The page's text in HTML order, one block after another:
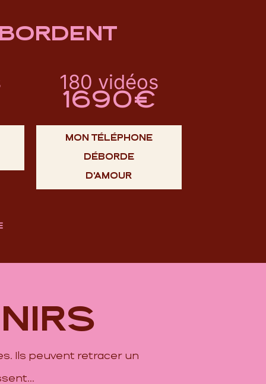
180 vidéos
1690€
MON TÉLÉPHONE
DÉBORDE
D'AMOUR
Ils peuvent retracer un